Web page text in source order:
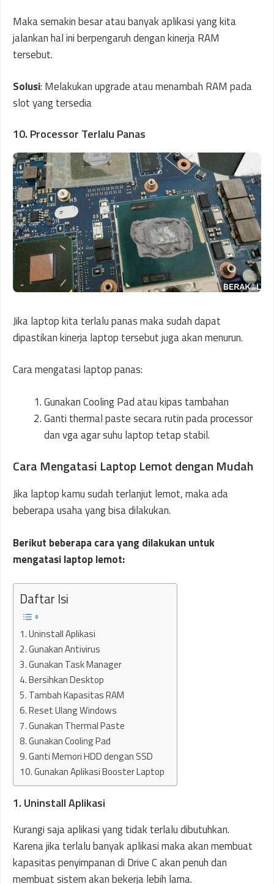
Maka semakin besar atau banyak aplikasi yang kita
jalankan hal ini berpengaruh dengan kinerja RAM
tersebut.
Solusi: Melakukan upgrade atau menambah RAM pada
slot yang tersedia
10. Processor Terlalu Panas
Jika laptop kita terlalu panas maka sudah dapat
dipastikan kinerja laptop tersebut juga akan menurun.
Cara mengatasi laptop panas:
Gunakan Cooling Pad atau kipas tambahan
Ganti thermal paste secara rutin pada processor
dan vga agar suhu laptop tetap stabil.
Cara Mengatasi Laptop Lemot dengan Mudah
Jika laptop kamu sudah terlanjut lemot, maka ada
beberapa usaha yang bisa dilakukan.
Berikut beberapa cara yang dilakukan untuk
mengatasi laptop lemot:
Daftar Isi
1. Uninstall Aplikasi
2. Gunakan Antivirus
3. Gunakan Task Manager
4. Bersihkan Desktop
5. Tambah Kapasitas RAM
6. Reset Ulang Windows
7. Gunakan Thermal Paste
8. Gunakan Cooling Pad
9. Ganti Memori HDD dengan SSD
10. Gunakan Aplikasi Booster Laptop
1. Uninstall Aplikasi
Kurangi saja aplikasi yang tidak terlalu dibutuhkan.
Karena jika terlalu banyak aplikasi maka akan membuat
kapasitas penyimpanan di Drive C akan penuh dan
membuat sistem akan bekerja lebih lama.